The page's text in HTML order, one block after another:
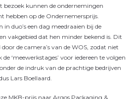
bezoek kunnen de ondernemingen
hebben op de Ondernemersprijs.
duo’s een dag meedraaien bij de
vakgebied dat hen minder bekend is. Dit
de camera’s van de WOS, zodat niet
‘meewerkstages’ voor iedereen te volgen
de indruk van de prachtige bedrijven
Lars Boellaard.
MKB-prijs naar Argos Packaging &